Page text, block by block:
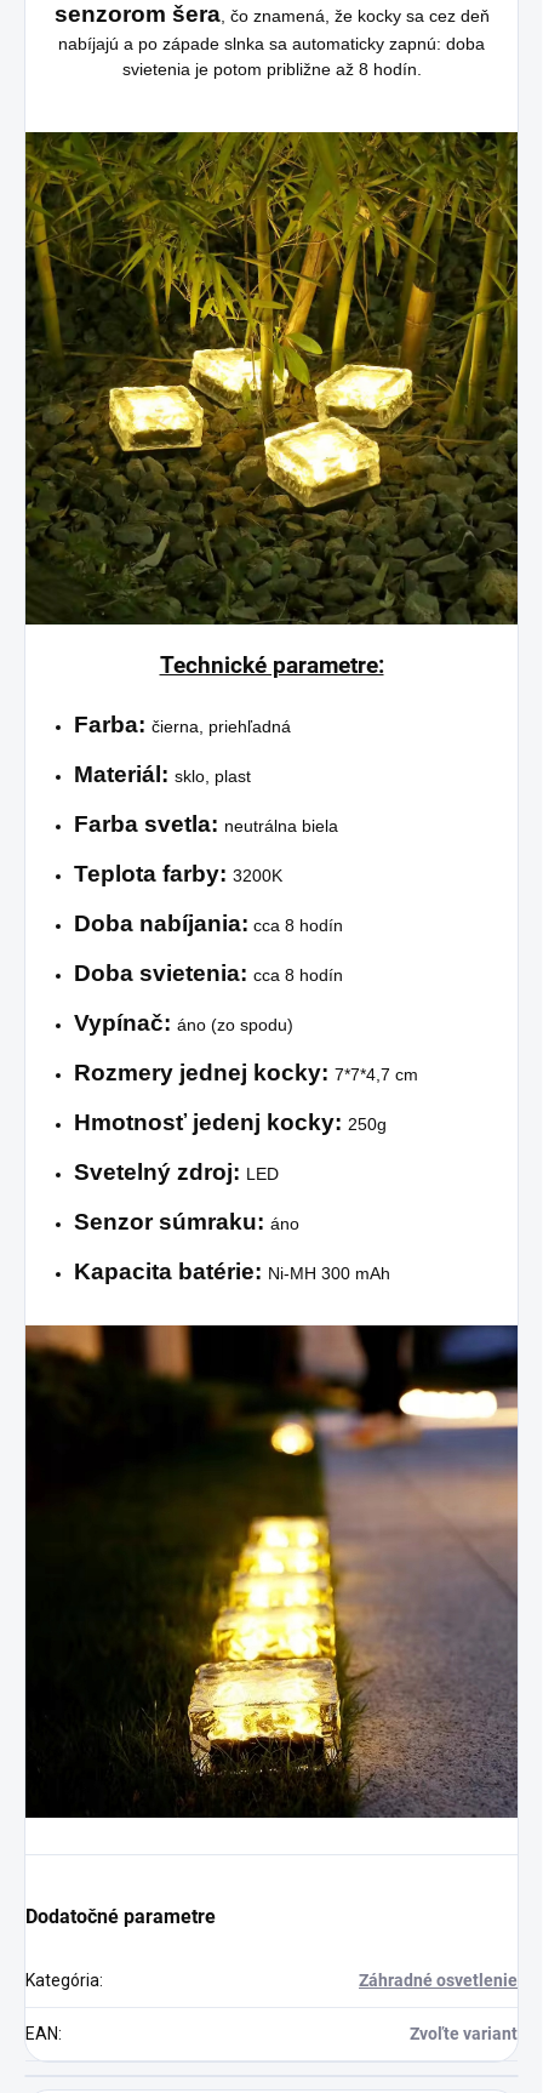
senzorom šera, čo znamená, že kocky sa cez deň
nabíjajú a po západe slnka sa automaticky zapnú: doba
svietenia je potom približne až 8 hodín.
Technické parametre:
Farba: čierna, priehľadná
Materiál: sklo, plast
Farba svetla: neutrálna biela
Teplota farby: 3200K
Doba nabíjania: cca 8 hodín
Doba svietenia: cca 8 hodín
Vypínač: áno (zo spodu)
Rozmery jednej kocky: 7*7*4,7 cm
Hmotnosť jedenj kocky: 250g
Svetelný zdroj: LED
Senzor súmraku: áno
Kapacita batérie: Ni-MH 300 mAh
Dodatočné parametre
Kategória: Záhradné osvetlenie
EAN: Zvoľte variant